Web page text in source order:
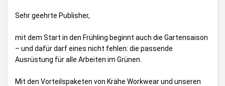
Sehr geehrte Publisher,
mit dem Start in den Frühling beginnt auch die Gartensaison
– und dafür darf eines nicht fehlen: die passende
Ausrüstung für alle Arbeiten im Grünen.
Mit den Vorteilspaketen von Krähe Workwear und unseren